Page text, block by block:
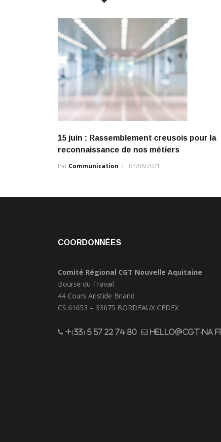
15 juin : Rassemblement creusois pour la
reconnaissance de nos métiers
Par Communication 04/06/2021
COORDONNÉES
Comité Régional CGT Nouvelle Aquitaine
Bourse du Travail
44 Cours Aristide Briand
CS 61653 – 33075 BORDEAUX CEDEX
+(33) 5 57 22 74 80 hello@cgt-